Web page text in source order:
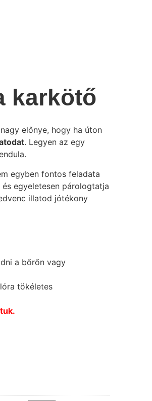
karkötő
előnye, hogy ha úton
. Legyen az egy
egyben fontos feladata
egyeletesen párologtatja
illatod jótékony
a bőrőn vagy
tökéletes